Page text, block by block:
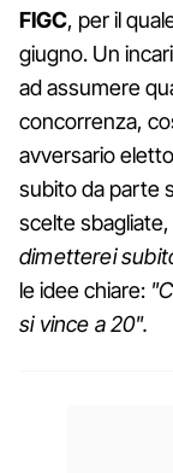
FIGC, per il
giugno. Un
ad assumere
concorrenza,
avversario
subito da parte
scelte
dimetterei
le idee chiare:
si vince a 20".